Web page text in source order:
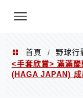
Menu
首頁 / 野球行
<手套欣賞> 滿滿
(HAGA JAPAN) 成